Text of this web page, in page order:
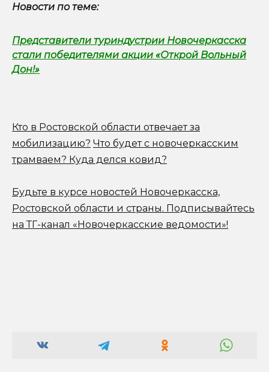
Новости по теме:
Представители туриндустрии Новочеркасска
стали победителями акции «Открой Вольный
Дон!»
Кто в Ростовской области отвечает за
мобилизацию? Что будет с новочеркасским
трамваем? Куда делся ковид?
Будьте в курсе новостей Новочеркасска,
Ростовской области и страны. Подписывайтесь
на ТГ-канал «Новочеркасские ведомости»!